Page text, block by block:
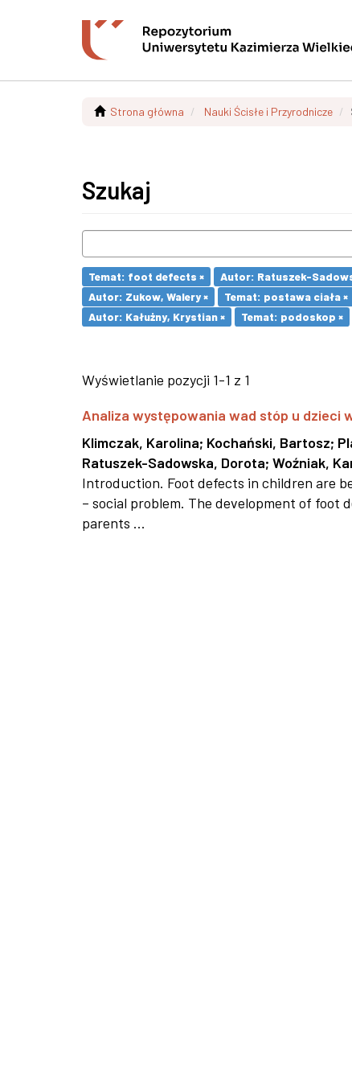
Strona główna Nauki Ścisłe i Przyrodnicze
Szukaj
Temat: foot defects × Autor: Ratuszek-
Autor: Zukow, Walery ×
Temat: postawa ciała ×
Autor: Kałużny, Krystian ×
Temat: podoskop ×
Wyświetlanie pozycji 1-1 z 1
Analiza występowania wad stóp u dzieci
Klimczak, Karolina; Kochański, Bartosz;
Ratuszek-Sadowska, Dorota; Woźniak,
Introduction. Foot defects in children are
– social problem. The development of foot
parents ...